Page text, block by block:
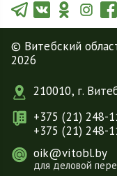
© Витебский
2026
210010, г.
+375 (21) 248-
+375 (21) 248-
oik@vitobl.by
для деловой